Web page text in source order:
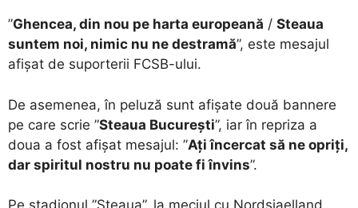
”Ghencea, din nou pe harta europeană / Steaua
suntem noi, nimic nu ne destramă”, este mesajul
afișat de suporterii FCSB-ului.
De asemenea, în peluză sunt afișate două bannere
pe care scrie ”Steaua București”, iar în repriza a
doua a fost afișat mesajul: ”Ați încercat să ne opriți,
dar spiritul nostru nu poate fi învins”.